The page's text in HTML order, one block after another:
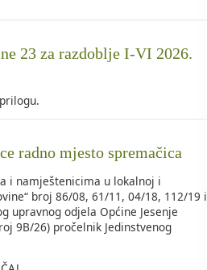
23 za razdoblje I-VI 2026.
radno mjesto spremačica
i namještenicima u lokalnoj i
broj 86/08, 61/11, 04/18, 112/19 i
upravnog odjela Općine Jesenje
9B/26) pročelnik Jedinstvenog